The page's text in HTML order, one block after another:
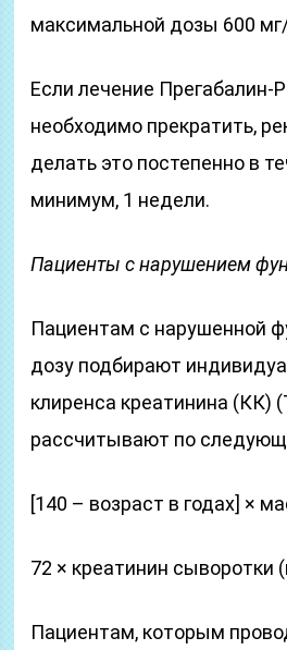
максимальной дозы 600
Если лечение Прегабалин-
необходимо прекратить,
делать это постепенно в
минимум, 1 недели.
Пациенты с нарушением
Пациентам с нарушенной
дозу подбирают
клиренса креатинина (КК)
рассчитывают по
[140 – возраст в годах] ×
72 × креатинин сыворотки
Пациентам, которым